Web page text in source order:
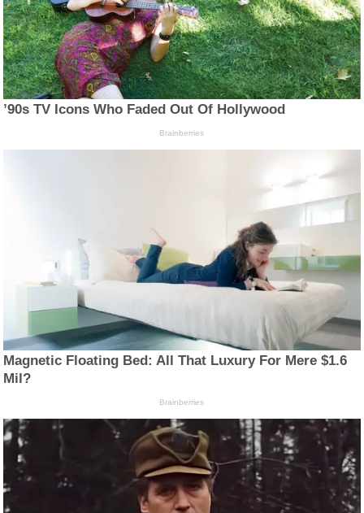
’90s TV Icons Who Faded Out Of Hollywood
Brainberries
Magnetic Floating Bed: All That Luxury For Mere $1.6
Mil?
Brainberries